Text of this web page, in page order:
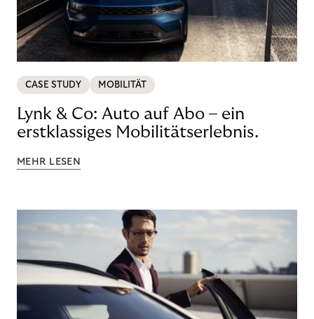
CASE STUDY MOBILITÄT
Lynk & Co: Auto auf Abo – ein
erstklassiges Mobilitätserlebnis.
MEHR LESEN